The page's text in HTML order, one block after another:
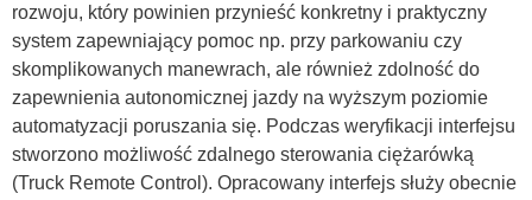
rozwoju, który powinien przynieść konkretny i praktyczny
system zapewniający pomoc np. przy parkowaniu czy
skomplikowanych manewrach, ale również zdolność do
zapewnienia autonomicznej jazdy na wyższym poziomie
automatyzacji poruszania się. Podczas weryfikacji interfejsu
stworzono możliwość zdalnego sterowania ciężarówką
(Truck Remote Control). Opracowany interfejs służy obecnie